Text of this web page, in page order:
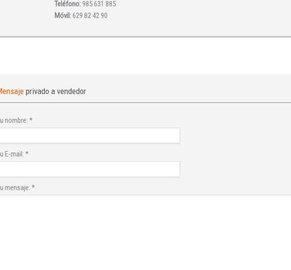
Teléfono:985 631 885
Móvil:629 82 42 90
privado a vendedor
nombre: *
E-mail: *
mensaje: *